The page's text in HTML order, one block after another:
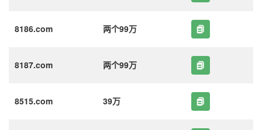
8186.com 两个99万
8187.com 两个99万
8515.com 39万